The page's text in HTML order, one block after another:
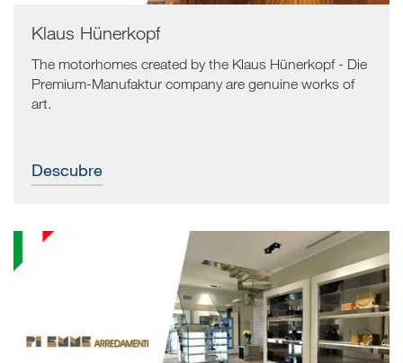
Klaus Hünerkopf
The motorhomes created by the Klaus Hünerkopf - Die
Premium-Manufaktur company are genuine works of
art.
Descubre